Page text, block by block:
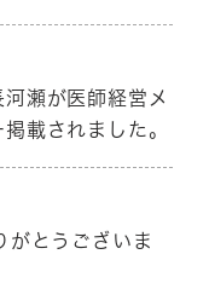
河瀬が医師経営メ
載されました。
とうございま